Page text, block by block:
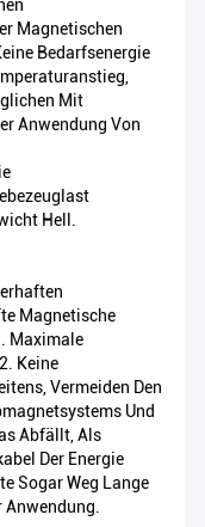
Magnetischen
Bedarfsenergie
Mit
Anwendung Von
Hell.
Magnetische
Maximale
Keine
Vermeiden Den
Und
Abfällt, Als
Der Energie
Sogar Weg Lange
Anwendung.